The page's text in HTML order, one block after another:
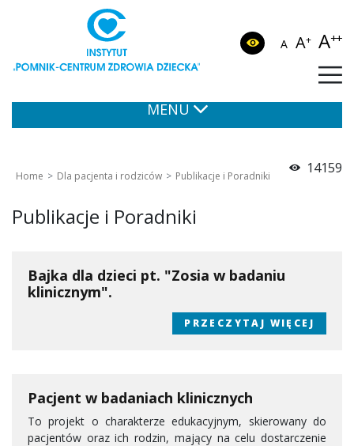
A A+ A++
MENU
Home Dla pacjenta i rodziców Publikacje i Poradniki 14159
Publikacje i Poradniki
Bajka dla dzieci pt. "Zosia w badaniu
klinicznym".
PRZECZYTAJ WIĘCEJ
Pacjent w badaniach klinicznych
To projekt o charakterze edukacyjnym, skierowany do
pacjentów oraz ich rodzin, mający na celu dostarczenie